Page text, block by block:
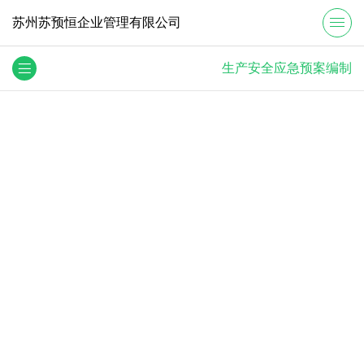
苏州苏预恒企业管理有限公司
生产安全应急预案编制